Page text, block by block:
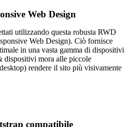
Web Design
utilizzando questa robusta RWD
Web Design). Ciò fornisce
in una vasta gamma di dispositivi
dispositivi mora alle piccole
rendere il sito più visivamente
compatibile